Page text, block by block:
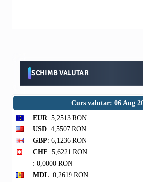
SCHIMB VALUTAR
Curs valutar: 06 Aug
EUR: 5,2513 RON
USD: 4,5507 RON
GBP: 6,1236 RON
CHF: 5,6221 RON
: 0,0000 RON
MDL: 0,2619 RON